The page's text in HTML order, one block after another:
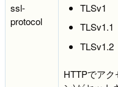
ssl-
protocol
TLSv1
TLSv1.1
TLSv1.2
HTTPでア